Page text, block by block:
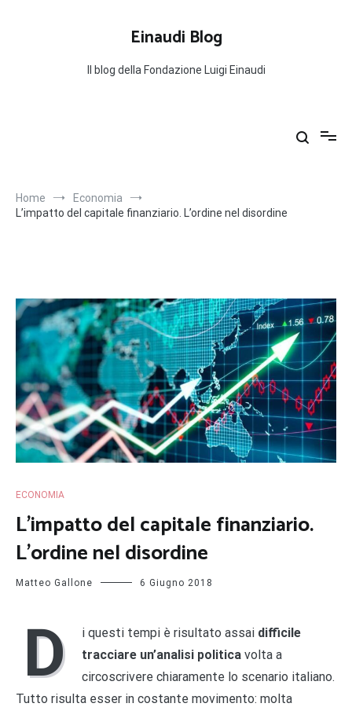
Einaudi Blog
Il blog della Fondazione Luigi Einaudi
Home
Economia
L’impatto del capitale finanziario. L’ordine nel disordine
ECONOMIA
L’impatto del capitale finanziario.
L’ordine nel disordine
Matteo Gallone 6 Giugno 2018
D i questi tempi è risultato assai difficile
tracciare un’analisi politica volta a
circoscrivere chiaramente lo scenario italiano.
Tutto risulta esser in costante movimento: molta